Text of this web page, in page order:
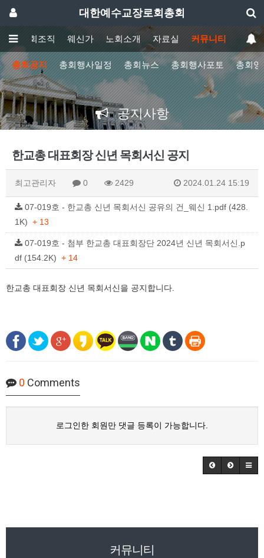
대한예수교장로회총회
총회조직 웨신가 노회소개 자료실 커뮤니티
총회공지 총회행사일정 총회뉴스 총회행사포토 총회영
공지사항
한교총 대표회장 신년 목회서신 공지
최고관리자 0 2429 2024.01.24 15:19
07-019호 - 한교총 신년 목회서신 공유의 건_웨신 1.pdf (428.
1K) + 13
07-019호 - 첨부 한교총 대표회장단 2024년 신년 목회서신.p
df (154.2K) + 14
한교총 대표회장 신년 목회서신을 공지합니다.
0 Comments
로그인한 회원만 댓글 등록이 가능합니다.
커뮤니티